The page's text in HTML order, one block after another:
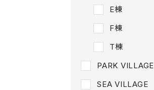
E棟
F棟
T棟
PARK VILLAGE
SEA VILLAGE